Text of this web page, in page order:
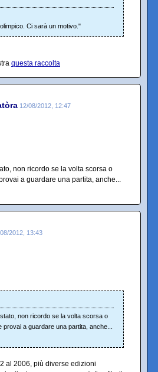
Ci sarà un motivo."
questa raccolta
12/08/2012, 12:47
non ricordo se la volta scorsa o
a guardare una partita, anche...
2012, 13:43
stato, non ricordo se la volta scorsa o
provai a guardare una partita, anche...
al 2006, più diverse edizioni